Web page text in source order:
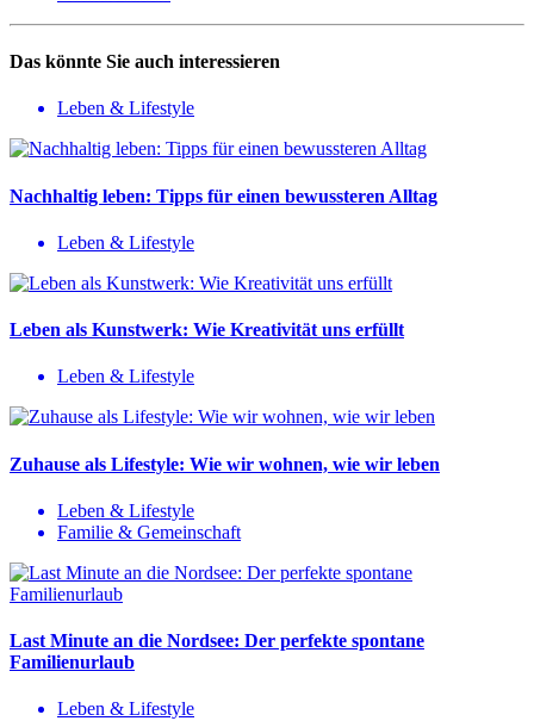
Das könnte Sie auch interessieren
Leben & Lifestyle
Nachhaltig leben: Tipps für einen bewussteren Alltag
Leben & Lifestyle
Leben als Kunstwerk: Wie Kreativität uns erfüllt
Leben & Lifestyle
Zuhause als Lifestyle: Wie wir wohnen, wie wir leben
Leben & Lifestyle
Familie & Gemeinschaft
Last Minute an die Nordsee: Der perfekte spontane
Familienurlaub
Leben & Lifestyle